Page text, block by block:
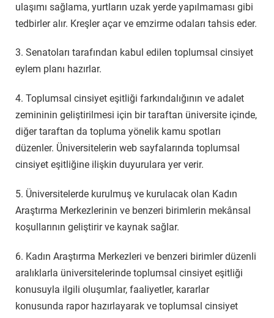
ulaşımı sağlama, yurtların uzak yerde yapılmaması gibi
tedbirler alır. Kreşler açar ve emzirme odaları tahsis eder.
3. Senatoları tarafından kabul edilen toplumsal cinsiyet
eylem planı hazırlar.
4. Toplumsal cinsiyet eşitliği farkındalığının ve adalet
zemininin geliştirilmesi için bir taraftan üniversite içinde,
diğer taraftan da topluma yönelik kamu spotları
düzenler. Üniversitelerin web sayfalarında toplumsal
cinsiyet eşitliğine ilişkin duyurulara yer verir.
5. Üniversitelerde kurulmuş ve kurulacak olan Kadın
Araştırma Merkezlerinin ve benzeri birimlerin mekânsal
koşullarının geliştirir ve kaynak sağlar.
6. Kadın Araştırma Merkezleri ve benzeri birimler düzenli
aralıklarla üniversitelerinde toplumsal cinsiyet eşitliği
konusuyla ilgili oluşumlar, faaliyetler, kararlar
konusunda rapor hazırlayarak ve toplumsal cinsiyet